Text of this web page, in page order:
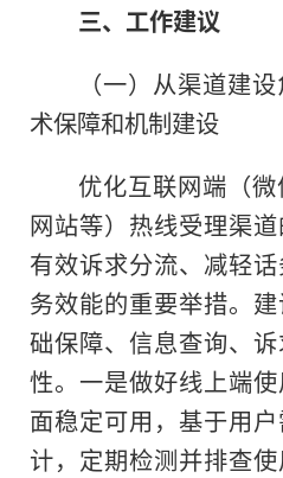
三、工作建议
（一）从渠道建
术保障和机制建设
优化互联网端（微
网站等）热线受理渠
有效诉求分流、减轻
务效能的重要举措。
础保障、信息查询、
性。一是做好线上端
面稳定可用，基于用
计，定期检测并排查